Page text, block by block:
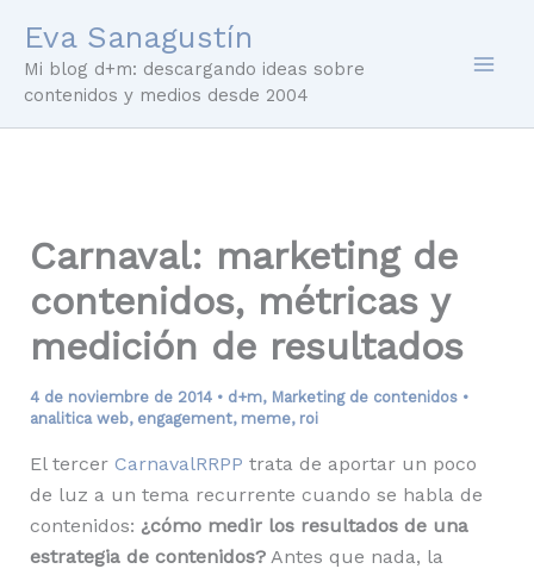
contenido
Eva Sanagustín
Mi blog d+m: descargando ideas sobre
contenidos y medios desde 2004
Carnaval: marketing de
contenidos, métricas y
medición de resultados
4 de noviembre de 2014 • d+m, Marketing de contenidos•
analitica web, engagement, meme, roi
El tercer CarnavalRRPP trata de aportar un poco
de luz a un tema recurrente cuando se habla de
contenidos: ¿cómo medir los resultados de una
estrategia de contenidos?Antes que nada, la